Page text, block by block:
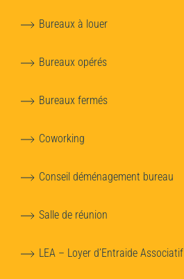
Bureaux à louer
Bureaux opérés
Bureaux fermés
Coworking
Conseil déménagement bureau
Salle de réunion
LEA – Loyer d’Entraide Associatif